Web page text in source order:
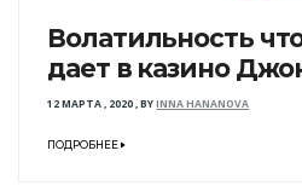
Волатильность
дает в казино
12 МАРТА , 2020,BYINNA HANANOVA
ПОДРОБНЕЕ